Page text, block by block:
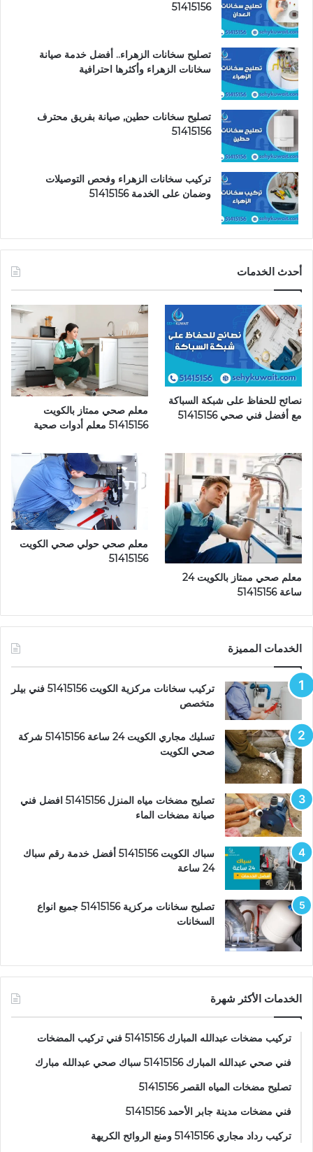
51415156
تصليح سخانات الزهراء.. أفضل خدمة صيانة
سخانات الزهراء وأكثرها احترافية
تصليح سخانات حطين, صيانة بفريق محترف
51415156
تركيب سخانات الزهراء وفحص التوصيلات
وضمان على الخدمة 51415156
أحدث الخدمات
نصائح للحفاظ على شبكة السباكة
مع أفضل فني صحي 51415156
معلم صحي ممتاز بالكويت
51415156 معلم أدوات صحية
معلم صحي ممتاز بالكويت 24
ساعة 51415156
معلم صحي حولي صحي الكويت
51415156
الخدمات المميزة
تركيب سخانات مركزية الكويت 51415156 فني بيلر
متخصص
تسليك مجاري الكويت 24 ساعة 51415156 شركة
صحي الكويت
تصليح مضخات مياه المنزل 51415156 افضل فني
صيانة مضخات الماء
سباك الكويت 51415156 أفضل خدمة رقم سباك
24 ساعة
تصليح سخانات مركزية 51415156 جميع انواع
السخانات
الخدمات الأكثر شهرة
تركيب مضخات عبدالله المبارك 51415156 فني تركيب المضخات
فني صحي عبدالله المبارك 51415156 سباك صحي عبدالله مبارك
تصليح مضخات المياه القصر 51415156
فني مضخات مدينة جابر الأحمد 51415156
تركيب رداد مجاري 51415156 ومنع الروائح الكريهة